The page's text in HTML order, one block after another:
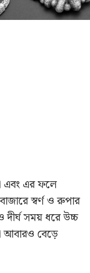
এবং এর ফলে
স্বর্ণ ও রুপার
দীর্ঘ সময় ধরে উচ্চ
আবারও বেড়ে